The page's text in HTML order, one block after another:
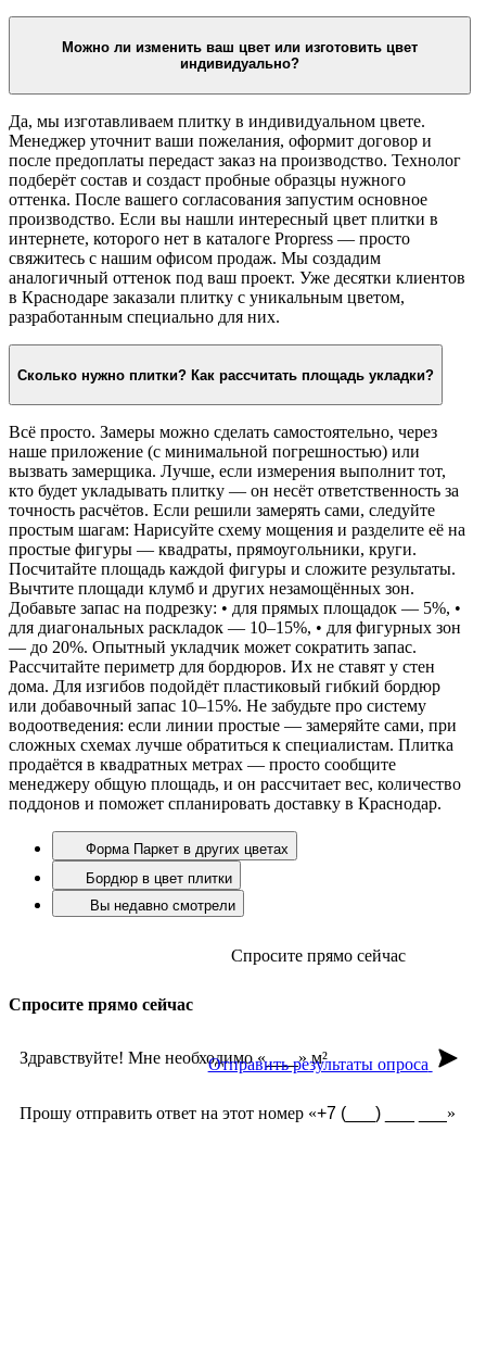
Можно ли изменить ваш цвет или изготовить цвет
индивидуально?
Да, мы изготавливаем плитку в индивидуальном цвете.
Менеджер уточнит ваши пожелания, оформит договор и
после предоплаты передаст заказ на производство. Технолог
подберёт состав и создаст пробные образцы нужного
оттенка. После вашего согласования запустим основное
производство. Если вы нашли интересный цвет плитки в
интернете, которого нет в каталоге Propress — просто
свяжитесь с нашим офисом продаж. Мы создадим
аналогичный оттенок под ваш проект. Уже десятки клиентов
в Краснодаре заказали плитку с уникальным цветом,
разработанным специально для них.
Сколько нужно плитки? Как рассчитать площадь укладки?
Всё просто. Замеры можно сделать самостоятельно, через
наше приложение (с минимальной погрешностью) или
вызвать замерщика. Лучше, если измерения выполнит тот,
кто будет укладывать плитку — он несёт ответственность за
точность расчётов. Если решили замерять сами, следуйте
простым шагам: Нарисуйте схему мощения и разделите её на
простые фигуры — квадраты, прямоугольники, круги.
Посчитайте площадь каждой фигуры и сложите результаты.
Вычтите площади клумб и других незамощённых зон.
Добавьте запас на подрезку: • для прямых площадок — 5%, •
для диагональных раскладок — 10–15%, • для фигурных зон
— до 20%. Опытный укладчик может сократить запас.
Рассчитайте периметр для бордюров. Их не ставят у стен
дома. Для изгибов подойдёт пластиковый гибкий бордюр
или добавочный запас 10–15%. Не забудьте про систему
водоотведения: если линии простые — замеряйте сами, при
сложных схемах лучше обратиться к специалистам. Плитка
продаётся в квадратных метрах — просто сообщите
менеджеру общую площадь, и он рассчитает вес, количество
поддонов и поможет спланировать доставку в Краснодар.
Форма Паркет в других цветах
Бордюр в цвет плитки
Вы недавно смотрели
Спросите прямо сейчас
Спросите прямо сейчас
Здравствуйте! Мне необходимо « » м²
Прошу отправить ответ на этот номер « »
Отправить результаты опроса